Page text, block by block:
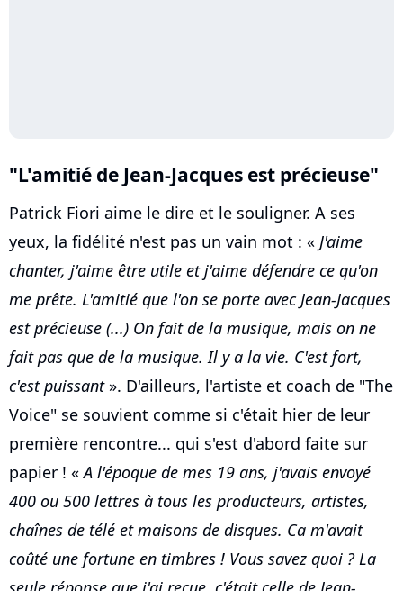
"L'amitié de Jean-Jacques est précieuse"
Patrick Fiori aime le dire et le souligner. A ses
yeux, la fidélité n'est pas un vain mot : « J'aime
chanter, j'aime être utile et j'aime défendre ce qu'on
me prête. L'amitié que l'on se porte avec Jean-Jacques
est précieuse (...) On fait de la musique, mais on ne
fait pas que de la musique. Il y a la vie. C'est fort,
c'est puissant». D'ailleurs, l'artiste et coach de "The
Voice" se souvient comme si c'était hier de leur
première rencontre... qui s'est d'abord faite sur
papier ! «A l'époque de mes 19 ans, j'avais envoyé
400 ou 500 lettres à tous les producteurs, artistes,
chaînes de télé et maisons de disques. Ca m'avait
coûté une fortune en timbres ! Vous savez quoi ? La